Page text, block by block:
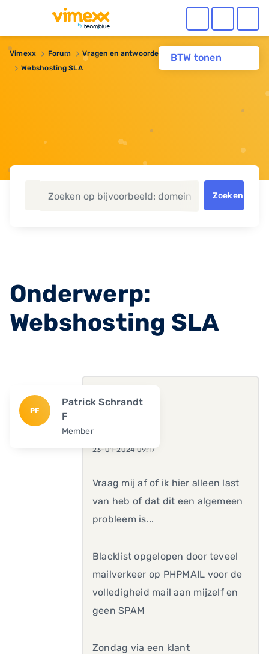
BTW tonen
Vimexx Forum Vragen en antwoorden
Webhosting
Webshosting SLA
Zoeken
Onderwerp:
Webshosting SLA
PF
Patrick Schrandt
F
Member
23-01-2024 09:17
Vraag mij af of ik hier alleen last
van heb of dat dit een algemeen
probleem is...
Blacklist opgelopen door teveel
mailverkeer op PHPMAIL voor de
volledigheid mail aan mijzelf en
geen SPAM
Zondag via een klant